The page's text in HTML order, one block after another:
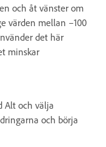
och åt vänster om
värden mellan –100
det här
minskar
Alt och välja
och börja